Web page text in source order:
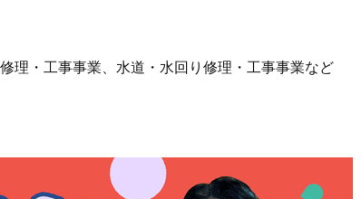
理・工事事業、水道・水回り修理・工事事業など